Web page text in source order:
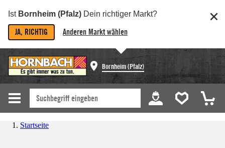
Ist Bornheim (Pfalz) Dein richtiger Markt?
JA, RICHTIG Anderen Markt wählen
Bornheim (Pfalz)
Startseite